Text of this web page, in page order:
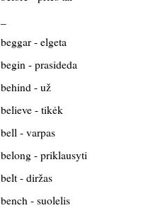
beggar - elgeta
begin - prasideda
behind - už
believe - tikėk
bell - varpas
belong - priklausyti
belt - diržas
bench - suolelis